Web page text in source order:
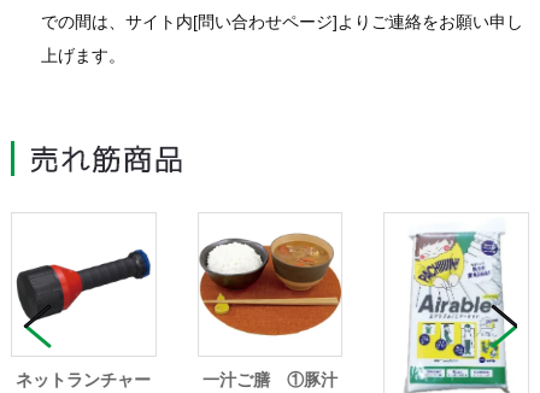
での間は、サイト内[問い合わせページ]よりご連絡をお願い申し
上げます。
ネットランチャー
一汁ご膳 ①豚汁